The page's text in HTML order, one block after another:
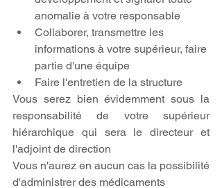
anomalie à votre responsable
Collaborer, transmettre les
informations à votre supérieur, faire
partie d'une équipe
Faire l'entretien de la structure
Vous serez bien évidemment sous la
responsabilité de votre supérieur
hiérarchique qui sera le directeur et
l'adjoint de direction
Vous n'aurez en aucun cas la possibilité
d'administrer des médicaments